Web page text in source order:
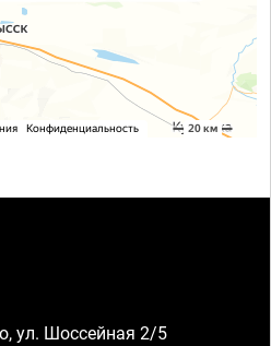
ул. Шоссейная 2/5